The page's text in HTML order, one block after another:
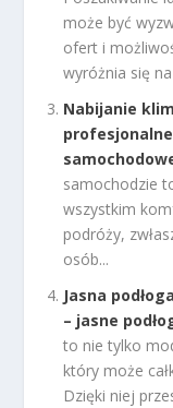
może być
ofert i
wyróżnia się
Nabijanie
samochodzie
wszystkim
podróży,
osób...
Jasna
– jasne
to nie tylko
który może
Dzięki niej